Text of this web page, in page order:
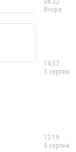
Вчора
14:07
5 серпня
13:19
5 серпня